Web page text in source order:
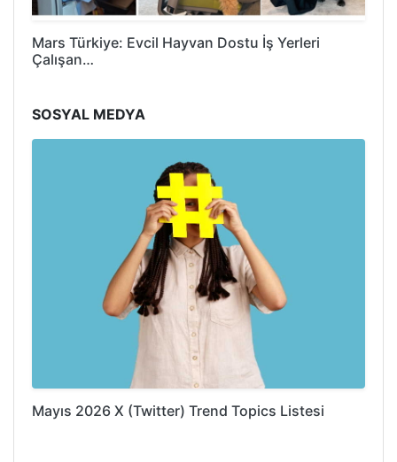
Mars Türkiye: Evcil Hayvan Dostu İş Yerleri
Çalışan…
SOSYAL MEDYA
Mayıs 2026 X (Twitter) Trend Topics Listesi